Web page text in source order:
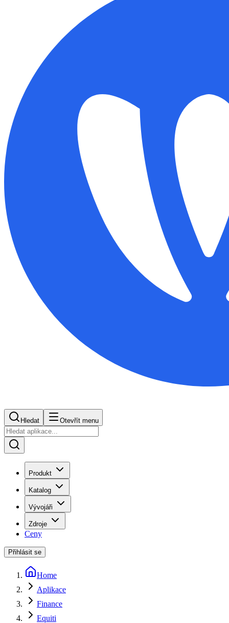
Hledat Otevřít menu
Produkt
Katalog
Vývojáři
Zdroje
Ceny
Přihlásit se
Home
Aplikace
Finance
Equiti